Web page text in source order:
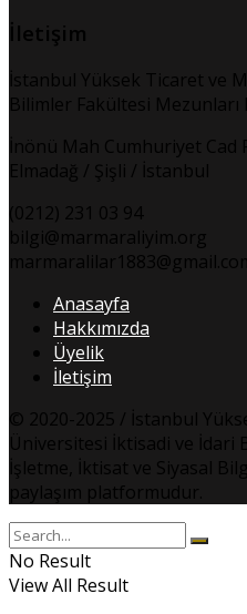
İletişim
İstanbul Yüksek Ticaret ve
Bilimler Fakültesi Mezunları
İnönü Mah Cumhuriyet Cad
Elmadağ / Şişli / İstanbul
(0212) 231 03 94
bilgi@marmaraliyim.org
Anasayfa
Hakkımızda
Üyelik
İletişim
© 2020-2025 / İstanbul
Üniversitesi İktisadi ve İdari
İşletme, İktisat ve Siyasal
paylaşım platformudur.
No Result
View All Result